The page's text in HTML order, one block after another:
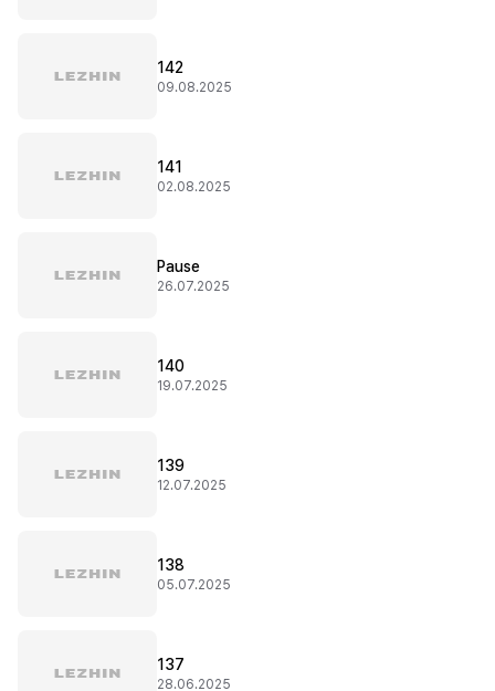
142
09.08.2025
141
02.08.2025
Pause
26.07.2025
140
19.07.2025
139
12.07.2025
138
05.07.2025
137
28.06.2025